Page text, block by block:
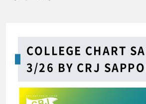
COLLEGE CHART
3/26 BY CRJ